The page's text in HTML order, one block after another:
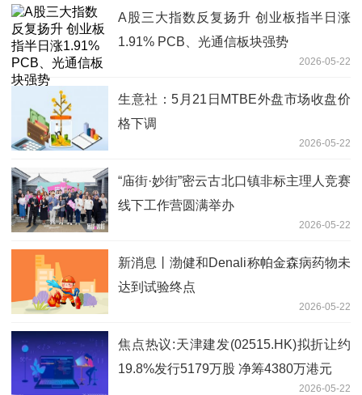
A股三大指数反复扬升 创业板指半日涨
1.91% PCB、光通信板块强势
2026-05-22
生意社：5月21日MTBE外盘市场收盘价
格下调
2026-05-22
“庙街·妙街”密云古北口镇非标主理人竞赛
线下工作营圆满举办
2026-05-22
新消息丨渤健和Denali称帕金森病药物未
达到试验终点
2026-05-22
焦点热议:天津建发(02515.HK)拟折让约
19.8%发行5179万股 净筹4380万港元
2026-05-22